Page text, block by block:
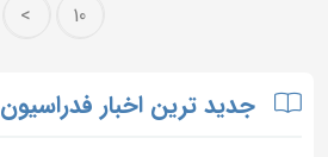
10
>
جدید ترین اخبار فدراسیون